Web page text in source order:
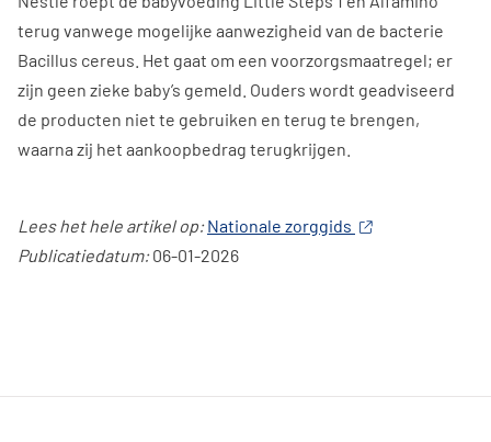
terug vanwege mogelijke aanwezigheid van de bacterie
Bacillus cereus. Het gaat om een voorzorgsmaatregel; er
zijn geen zieke baby’s gemeld. Ouders wordt geadviseerd
de producten niet te gebruiken en terug te brengen,
waarna zij het aankoopbedrag terugkrijgen.
Lees het hele artikel op: Nationale zorggids
Publicatiedatum:06-01-2026